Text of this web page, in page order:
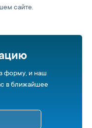
сайте.
форму, и наш
в ближайшее